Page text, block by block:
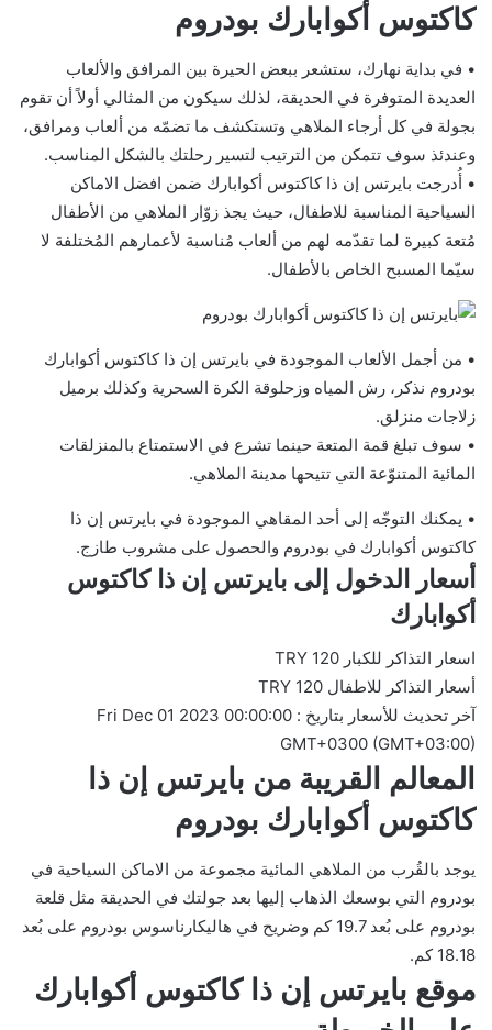
كاكتوس أكوابارك بودروم
• في بداية نهارك، ستشعر ببعض الحيرة بين المرافق والألعاب
العديدة المتوفرة في الحديقة، لذلك سيكون من المثالي أولاً أن تقوم
بجولة في كل أرجاء الملاهي وتستكشف ما تضمّه من ألعاب ومرافق،
وعندئذ سوف تتمكن من الترتيب لتسير رحلتك بالشكل المناسب.
• أُدرجت بايرتس إن ذا كاكتوس أكوابارك ضمن افضل الاماكن
السياحية المناسبة للاطفال، حيث يجذ زوّار الملاهي من الأطفال
مُتعة كبيرة لما تقدّمه لهم من ألعاب مُناسبة لأعمارهم المُختلفة لا
سيّما المسبح الخاص بالأطفال.
• من أجمل الألعاب الموجودة في بايرتس إن ذا كاكتوس أكوابارك
بودروم نذكر، رش المياه وزحلوقة الكرة السحرية وكذلك برميل
زلاجات منزلق.
• سوف تبلغ قمة المتعة حينما تشرع في الاستمتاع بالمنزلقات
المائية المتنوّعة التي تتيحها مدينة الملاهي.
• يمكنك التوجّه إلى أحد المقاهي الموجودة في بايرتس إن ذا
كاكتوس أكوابارك في بودروم والحصول على مشروب طازج.
أسعار الدخول إلى بايرتس إن ذا كاكتوس
أكوابارك
اسعار التذاكر للكبار 120 TRY
أسعار التذاكر للاطفال 120 TRY
آخر تحديث للأسعار بتاريخ : Fri Dec 01 2023 00:00:00
GMT+0300 (GMT+03:00)
المعالم القريبة من بايرتس إن ذا
كاكتوس أكوابارك بودروم
يوجد بالقُرب من الملاهي المائية مجموعة من الاماكن السياحية في
بودروم التي بوسعك الذهاب إليها بعد جولتك في الحديقة مثل قلعة
بودروم على بُعد 19.7 كم وضريح في هاليكارناسوس بودروم على بُعد
18.18 كم.
موقع بايرتس إن ذا كاكتوس أكوابارك